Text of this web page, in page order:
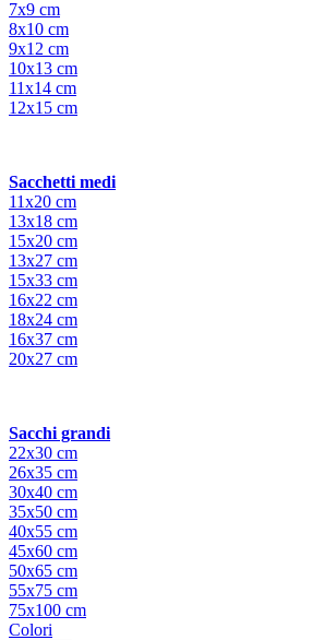
7x9 cm
8x10 cm
9x12 cm
10x13 cm
11x14 cm
12x15 cm
Sacchetti medi
11x20 cm
13x18 cm
15x20 cm
13x27 cm
15x33 cm
16x22 cm
18x24 cm
16x37 cm
20x27 cm
Sacchi grandi
22x30 cm
26x35 cm
30x40 cm
35x50 cm
40x55 cm
45x60 cm
50x65 cm
55x75 cm
75x100 cm
Colori